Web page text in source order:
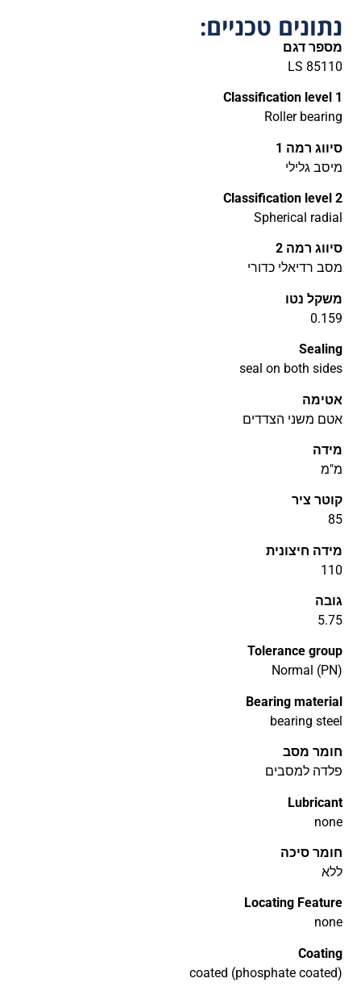
נתונים טכניים:
מספר דגם
LS 85110
Classification level 1
Roller bearing
סיווג רמה 1
מיסב גלילי
Classification level 2
Spherical radial
סיווג רמה 2
מסב רדיאלי כדורי
משקל נטו
0.159
Sealing
seal on both sides
אטימה
אטם משני הצדדים
מידה
מ"מ
קוטר ציר
85
מידה חיצונית
110
גובה
5.75
Tolerance group
Normal (PN)
Bearing material
bearing steel
חומר מסב
פלדה למסבים
Lubricant
none
חומר סיכה
ללא
Locating Feature
none
Coating
coated (phosphate coated)